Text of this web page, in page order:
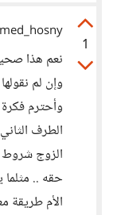
1
نعم هذا
وإن لم
وأحترم
الطرف
الزوج شروط
حقه ..
الأم طريقة